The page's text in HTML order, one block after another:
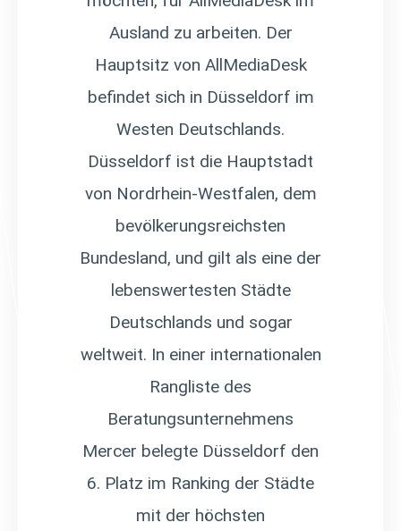
Ausland zu arbeiten. Der
Hauptsitz von AllMediaDesk
befindet sich in Düsseldorf im
Westen Deutschlands.
Düsseldorf ist die Hauptstadt
von Nordrhein-Westfalen, dem
bevölkerungsreichsten
Bundesland, und gilt als eine der
lebenswertesten Städte
Deutschlands und sogar
weltweit. In einer internationalen
Rangliste des
Beratungsunternehmens
Mercer belegte Düsseldorf den
6. Platz im Ranking der Städte
mit der höchsten